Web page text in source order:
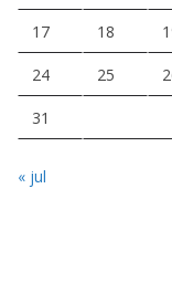
17 18
24 25
31
« jul